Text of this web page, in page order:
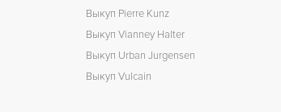
Выкуп Pierre Kunz
Выкуп Vianney Halter
Выкуп Urban Jurgensen
Выкуп Vulcain